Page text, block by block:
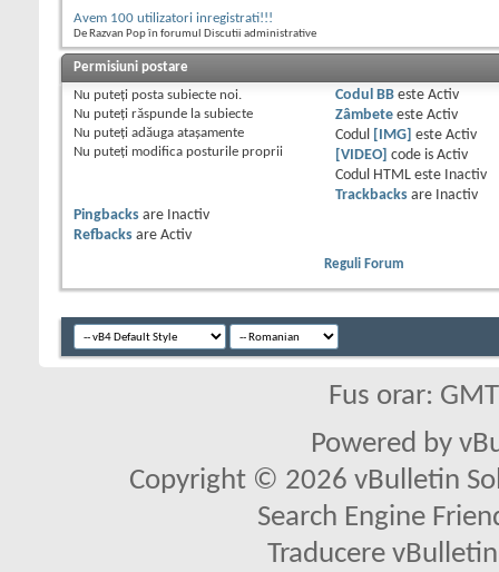
Avem 100 utilizatori inregistrati!!!
De Razvan Pop în forumul Discutii administrative
Permisiuni postare
Nu puteţi posta subiecte noi.
Nu puteţi răspunde la subiecte
Nu puteţi adăuga ataşamente
Nu puteţi modifica posturile proprii
Codul BBeste Activ
Zâmbeteeste Activ
Codul
[IMG] este Activ
[VIDEO]
code is Activ
Codul HTML este
Inactiv
Trackbacksare
Inactiv
Pingbacks are
Inactiv
Refbacks are Activ
Reguli Forum
Fus orar:
Powered by
Copyright © 2026 vBulletin
Search Engine
Traducere